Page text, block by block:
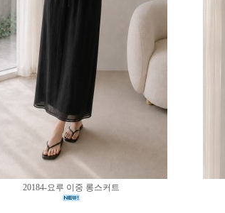
20184-요루 이중 롱스커트